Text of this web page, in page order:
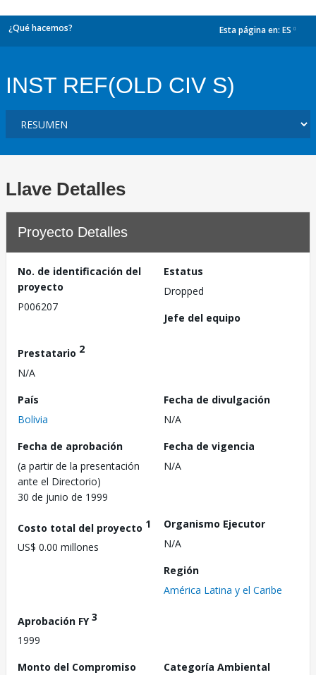
¿Qué hacemos? Esta página en: ES
INST REF(OLD CIV S)
Llave Detalles
Proyecto Detalles
No. de identificación del
proyecto
P006207
Estatus
Dropped
Jefe del equipo
Prestatario 2
N/A
País
Bolivia
Fecha de divulgación
N/A
Fecha de aprobación
(a partir de la presentación
ante el Directorio)
30 de junio de 1999
Fecha de vigencia
N/A
Costo total del proyecto 1
US$ 0.00 millones
Organismo Ejecutor
N/A
Región
América Latina y el Caribe
Aprobación FY3
1999
Monto del Compromiso
Categoría Ambiental